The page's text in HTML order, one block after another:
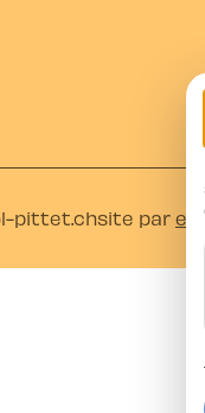
pittet.chsite par